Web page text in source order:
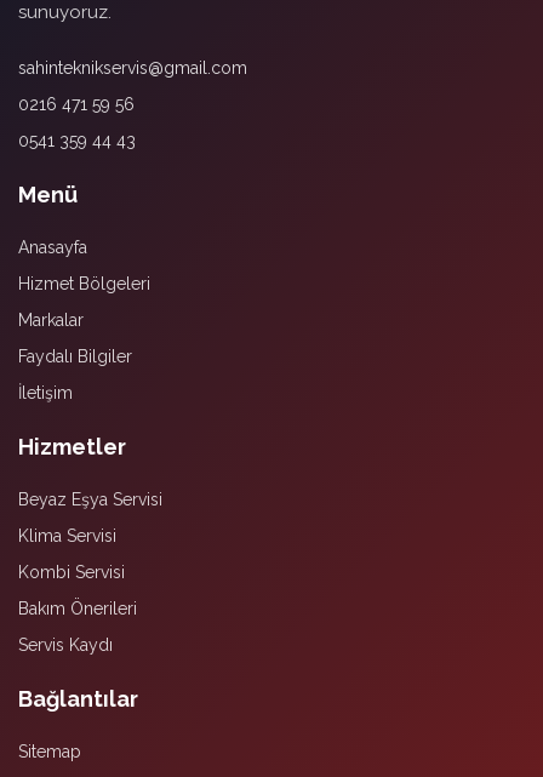
sunuyoruz.
sahinteknikservis@gmail.com
0216 471 59 56
0541 359 44 43
Menü
Anasayfa
Hizmet Bölgeleri
Markalar
Faydalı Bilgiler
İletişim
Hizmetler
Beyaz Eşya Servisi
Klima Servisi
Kombi Servisi
Bakım Önerileri
Servis Kaydı
Bağlantılar
Sitemap